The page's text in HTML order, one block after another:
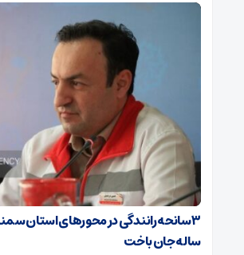
ساله جان باخت